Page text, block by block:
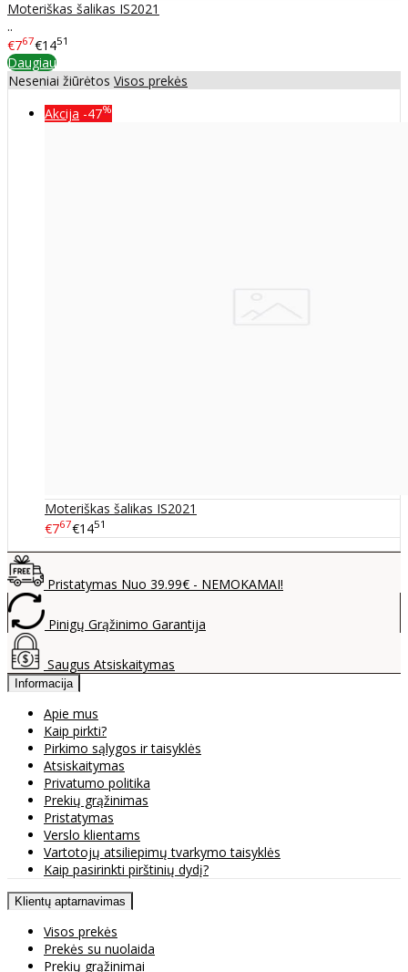
Moteriškas šalikas IS2021
..
€767€1451
Daugiau
Neseniai žiūrėtos Visos prekės
Akcija -47%
Moteriškas šalikas IS2021
€767€1451
Pristatymas Nuo 39.99€ - NEMOKAMAI!
Pinigų Grąžinimo Garantija
Saugus Atsiskaitymas
Informacija
Apie mus
Kaip pirkti?
Pirkimo sąlygos ir taisyklės
Atsiskaitymas
Privatumo politika
Prekių grąžinimas
Pristatymas
Verslo klientams
Vartotojų atsiliepimų tvarkymo taisyklės
Kaip pasirinkti pirštinių dydį?
Klientų aptarnavimas
Visos prekės
Prekės su nuolaida
Prekių grąžinimai